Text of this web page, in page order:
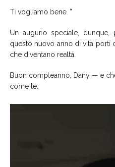
Ti vogliamo bene. ”
Un augurio speciale,
questo nuovo anno di vita porti
che diventano realtà.
Buon compleanno, Dany — e
come te.